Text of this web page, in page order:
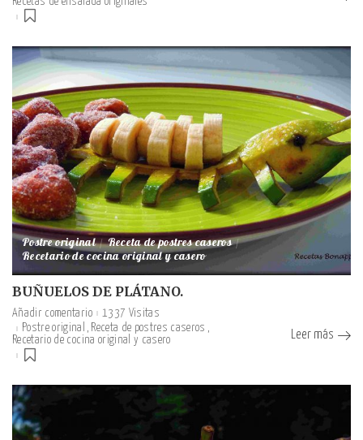
Postre original Receta de postres caseros
Recetario de cocina original y casero
BUÑUELOS DE PLÁTANO.
Añadir comentario
1337 Visitas
Postre original
Receta de postres caseros
Recetario de cocina original y casero
Leer más